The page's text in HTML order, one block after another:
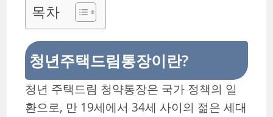
목차
청년주택드림통장이란?
청년 주택드림 청약통장은 국가 정책의 일
환으로, 만 19세에서 34세 사이의 젊은 세대